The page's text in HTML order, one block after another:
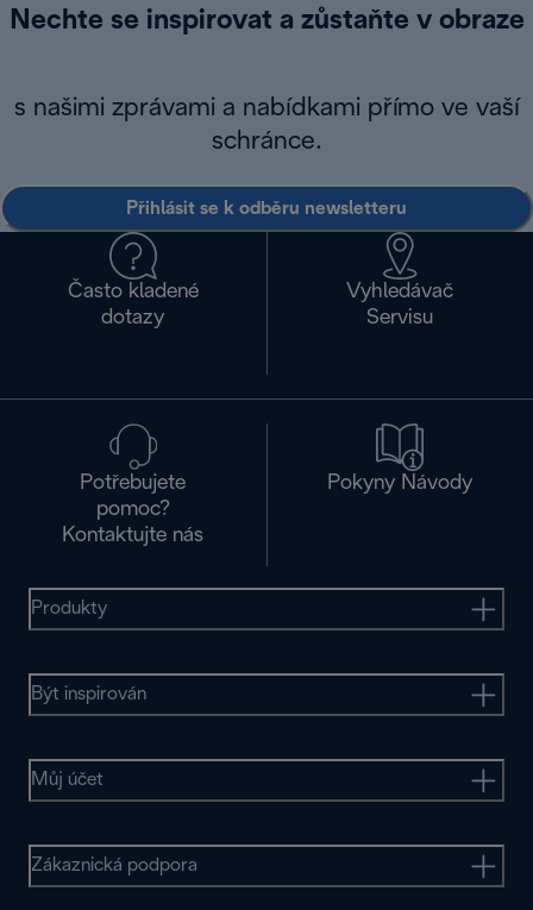
Nechte se inspirovat a zůstaňte v obraze
s našimi zprávami a nabídkami přímo ve vaší
schránce.
Přihlásit se k odběru newsletteru
Často kladené
dotazy
Vyhledávač
Servisu
Potřebujete
pomoc?
Kontaktujte nás
Pokyny Návody
Produkty
Být inspirován
Můj účet
Zákaznická podpora